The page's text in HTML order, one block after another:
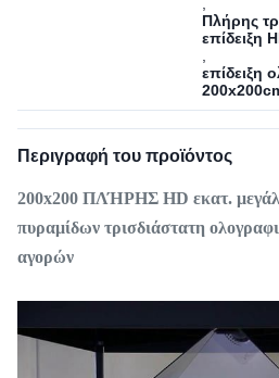
Πλήρης
επίδειξη
επίδειξη
Περιγραφή του προϊόντος
200x200 ΠΛΉΡΗΣ HD εκατ.
πυραμίδων τρισδιάστατη
αγορών